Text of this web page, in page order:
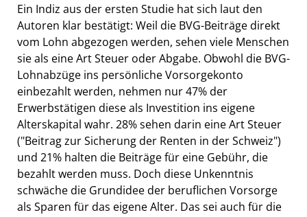
Ein Indiz aus der ersten Studie hat sich laut den
Autoren klar bestätigt: Weil die BVG-Beiträge direkt
vom Lohn abgezogen werden, sehen viele Menschen
sie als eine Art Steuer oder Abgabe. Obwohl die BVG-
Lohnabzüge ins persönliche Vorsorgekonto
einbezahlt werden, nehmen nur 47% der
Erwerbstätigen diese als Investition ins eigene
Alterskapital wahr. 28% sehen darin eine Art Steuer
("Beitrag zur Sicherung der Renten in der Schweiz")
und 21% halten die Beiträge für eine Gebühr, die
bezahlt werden muss. Doch diese Unkenntnis
schwäche die Grundidee der beruflichen Vorsorge
als Sparen für das eigene Alter. Das sei auch für die